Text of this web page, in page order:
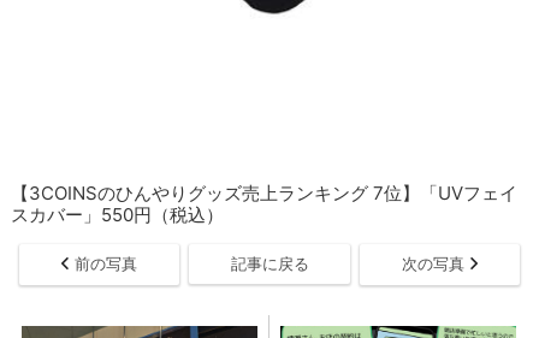
【3COINSのひんやりグッズ売上ランキング 7位】「UVフェイ
スカバー」550円（税込）
前の写真 記事に戻る 次の写真